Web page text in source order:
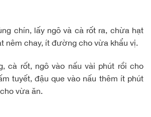
chín, lấy ngô và cà rốt ra, chừa hạt
nêm chay, ít đường cho vừa khẩu vị.
cà rốt, ngô vào nấu vài phút rồi cho
tuyết, đậu que vào nấu thêm ít phút
vừa ăn.